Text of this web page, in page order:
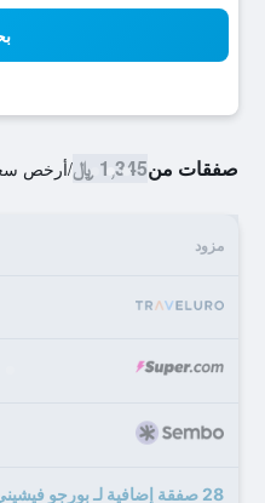
صفقات من1,345 ﷼ /أرخص
مزود
28 صفقة إضافية لـ بورجو فيشيني